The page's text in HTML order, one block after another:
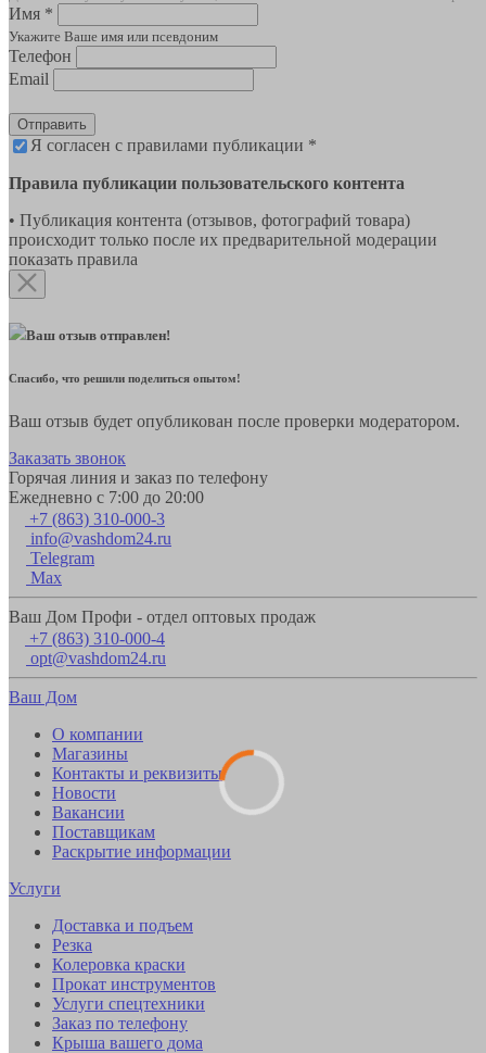
Имя *
Укажите Ваше имя или псевдоним
Телефон
Email
Отправить
Я согласен с правилами публикации *
Правила публикации пользовательского контента
• Публикация контента (отзывов, фотографий товара)
происходит только после их предварительной модерации
показать правила
Ваш отзыв отправлен!
Спасибо, что решили поделиться опытом!
Ваш отзыв будет опубликован после проверки модератором.
Заказать звонок
Горячая линия и заказ по телефону
Ежедневно с 7:00 до 20:00
+7 (863) 310-000-3
info@vashdom24.ru
Telegram
Max
Ваш Дом Профи - отдел оптовых продаж
+7 (863) 310-000-4
opt@vashdom24.ru
Ваш Дом
О компании
Магазины
Контакты и реквизиты
Новости
Вакансии
Поставщикам
Раскрытие информации
Услуги
Доставка и подъем
Резка
Колеровка краски
Прокат инструментов
Услуги спецтехники
Заказ по телефону
Крыша вашего дома